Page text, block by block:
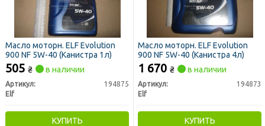
Масло моторн. ELF Evolution
900 NF 5W-40 (Канистра 1л)
505 ₴ в наличии
Артикул:
194875
Elf
КУПИТЬ
Масло моторн. ELF Evolution
900 NF 5W-40 (Канистра 4л)
1 670 ₴ в наличии
Артикул:
194873
Elf
КУПИТЬ